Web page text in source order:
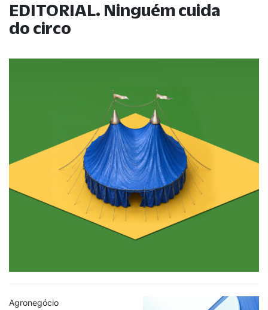
EDITORIAL. Ninguém cuida
do circo
Agronegócio